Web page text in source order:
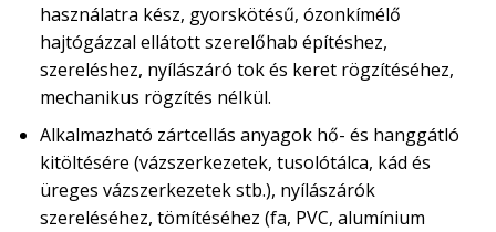
használatra kész, gyorskötésű, ózonkímélő
hajtógázzal ellátott szerelőhab építéshez,
szereléshez, nyílászáró tok és keret rögzítéséhez,
mechanikus rögzítés nélkül.
Alkalmazható zártcellás anyagok hő- és hanggátló
kitöltésére (vázszerkezetek, tusolótálca, kád és
üreges vázszerkezetek stb.), nyílászárók
szereléséhez, tömítéséhez (fa, PVC, alumínium